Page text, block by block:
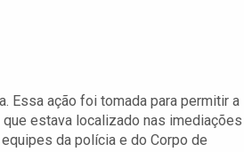
Essa ação foi tomada para permitir a
estava localizado nas
da polícia e do Corpo de